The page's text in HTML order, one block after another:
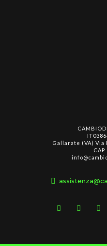
Gallarate (VA) Via
CAP